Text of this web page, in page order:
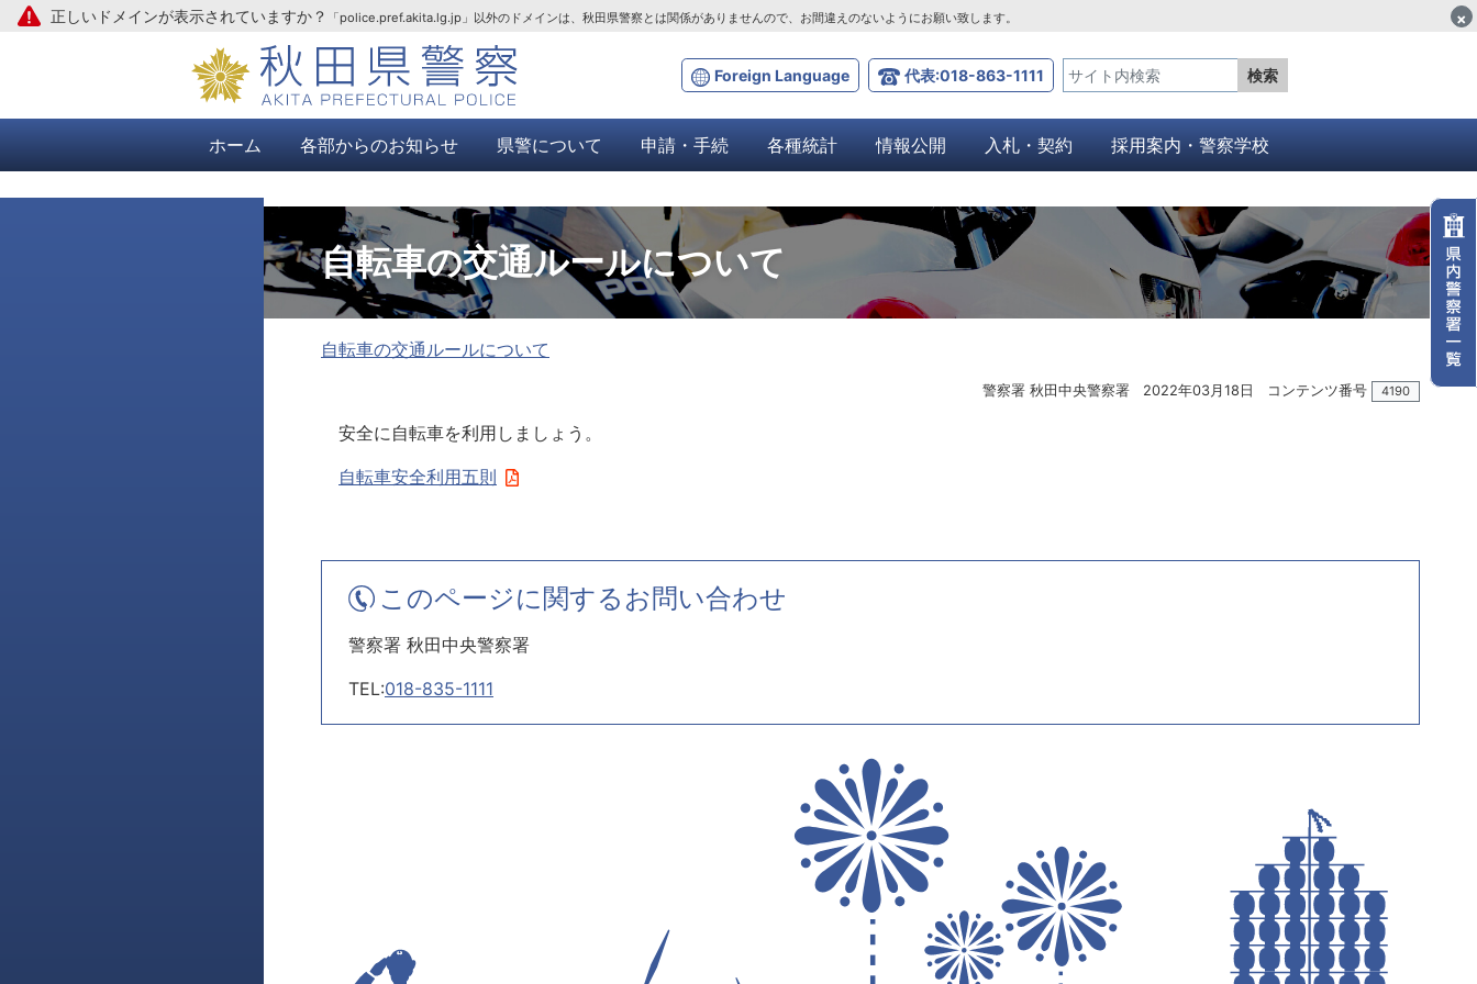
本文へ
Foreign Language 代表:018-863-1111 検索
正しいドメインが表示されていますか？ 「police.pref.akita.lg.jp」以外のドメインは、秋田県警察とは関係がありませんので、お間違えのないようにお願い致します。 ×
ホーム 各部からのお知らせ 県警について 申請・手続 各種統計 情報公開 入札・契約 採用案内・警察学校
自転車の交通ルールについて
自転車の交通ルールについて
警察署 秋田中央警察署 2022年03月18日 コンテンツ番号 4190
安全に自転車を利用しましょう。
自転車安全利用五則
このページに関するお問い合わせ
警察署 秋田中央警察署
TEL:018-835-1111